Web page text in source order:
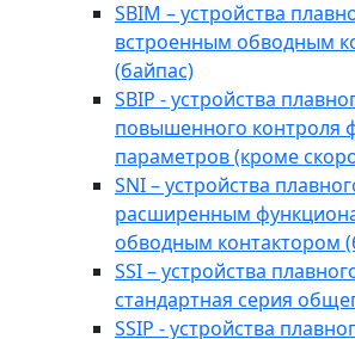
SBIM – устройства
встроенным обводным
(байпас)
SBIP - устройства
повышенного контроля
параметров (кроме
SNI – устройства
расширенным
обводным контактором
SSI – устройства
стандартная серия
SSIP - устройства